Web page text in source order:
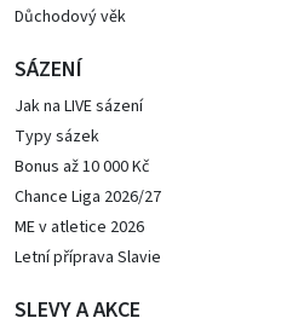
Důchodový věk
SÁZENÍ
Jak na LIVE sázení
Typy sázek
Bonus až 10 000 Kč
Chance Liga 2026/27
ME v atletice 2026
Letní příprava Slavie
SLEVY A AKCE